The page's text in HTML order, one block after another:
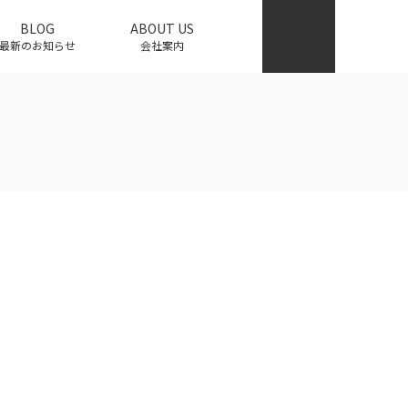
BLOG
最新のお知らせ
ABOUT US
会社案内